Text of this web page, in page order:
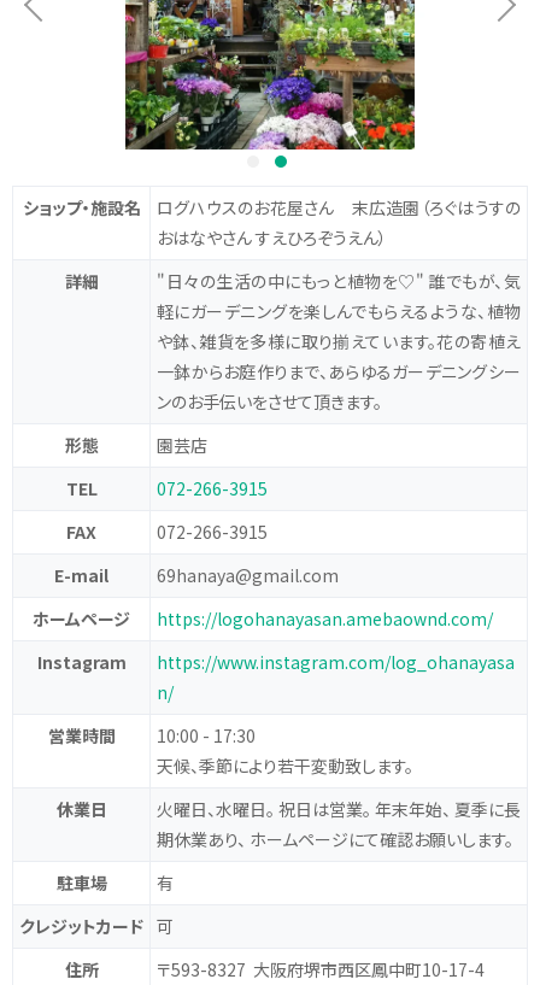
ショップ・施設名 ログハウスのお花屋さん 末広造園 （ろぐはうすの
おはなやさん すえひろぞうえん）
詳細
"日々の生活の中にもっと植物を♡" 誰でもが、気
軽にガーデニングを楽しんでもらえるような、植物
や鉢、雑貨を多様に取り揃えています。花の寄植え
一鉢からお庭作りまで、あらゆるガーデニングシー
ンのお手伝いをさせて頂きます。
形態
園芸店
TEL
072-266-3915
FAX
072-266-3915
E-mail
69hanaya@gmail.com
ホームページ
https://logohanayasan.amebaownd.com/
Instagram
https://www.instagram.com/log_ohanayasa
n/
営業時間
10:00 - 17:30
天候、季節により若干変動致します。
休業日
火曜日、水曜日。 祝日は営業。 年末年始、 夏季に長
期休業あり、 ホームページにて確認お願いします。
駐車場
有
クレジットカード 可
住所
〒593-8327 大阪府堺市西区鳳中町10-17-4